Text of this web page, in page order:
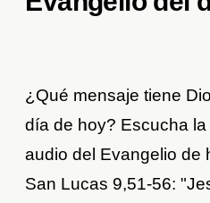
¿Qué mensaje tiene
día de hoy? Escucha
audio del Evangelio de
San Lucas 9,51-56: